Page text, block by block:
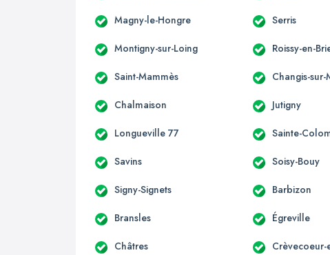
Magny-le-Hongre Serris
Montigny-sur-Loing Roissy-en-
Saint-Mammès Changis-sur-
Chalmaison Jutigny
Longueville 77 Sainte-
Savins Soisy-Bouy
Signy-Signets Barbizon
Bransles Égreville
Châtres Crèvecoeur-